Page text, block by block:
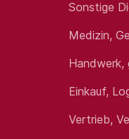
von
Beratung
des aktuellen
Sonstige
Medizin,
Handwerk,
Einkauf,
Vertrieb,